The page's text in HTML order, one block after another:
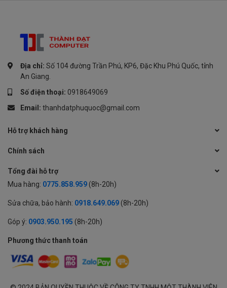
Địa chỉ: Số 104 đường Trần Phú, KP6, Đặc Khu Phú Quốc, tỉnh
An Giang.
Số điện thoại: 0918649069
Email: thanhdatphuquoc@gmail.com
Hỗ trợ khách hàng
Chính sách
Tổng đài hỗ trợ
Mua hàng: 0775.858.959 (8h-20h)
Sửa chữa, bảo hành: 0918.649.069 (8h-20h)
Góp ý: 0903.950.195 (8h-20h)
Phương thức thanh toán